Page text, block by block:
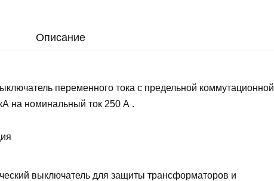
228117
Описание
переменного тока с предельной коммутационной
на номинальный ток 250 А .
выключатель для защиты трансформаторов и